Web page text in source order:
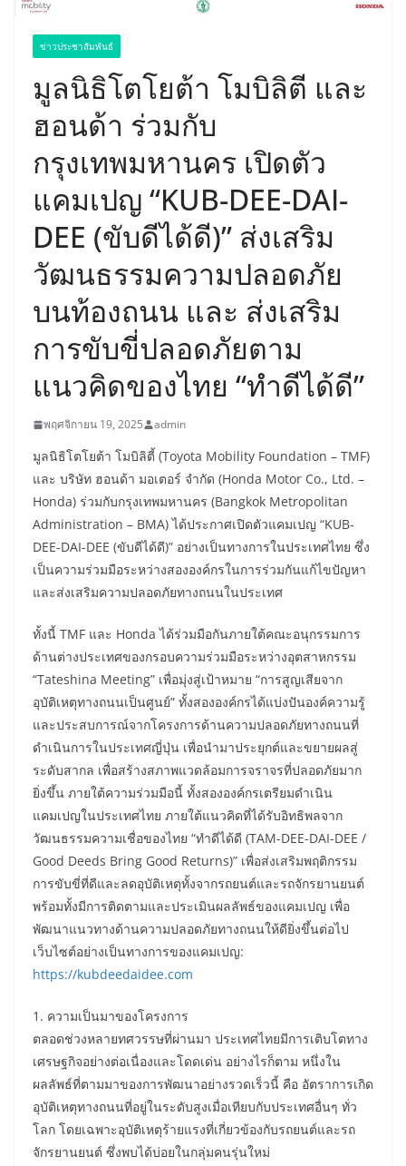
ข่าวประชาสัมพันธ์
มูลนิธิโตโยต้า โมบิลิตี และ
ฮอนด้า ร่วมกับ
กรุงเทพมหานคร เปิดตัว
แคมเปญ “KUB-DEE-DAI-
DEE (ขับดีได้ดี)” ส่งเสริม
วัฒนธรรมความปลอดภัย
บนท้องถนน และ ส่งเสริม
การขับขี่ปลอดภัยตาม
แนวคิดของไทย “ทำดีได้ดี”
พฤศจิกายน 19, 2025 admin
มูลนิธิโตโยต้า โมบิลิตี้ (Toyota Mobility Foundation – TMF)
และ บริษัท ฮอนด้า มอเตอร์ จำกัด (Honda Motor Co., Ltd. –
Honda) ร่วมกับกรุงเทพมหานคร (Bangkok Metropolitan
Administration – BMA) ได้ประกาศเปิดตัวแคมเปญ “KUB-
DEE-DAI-DEE (ขับดีได้ดี)” อย่างเป็นทางการในประเทศไทย ซึ่ง
เป็นความร่วมมือระหว่างสององค์กรในการร่วมกันแก้ไขปัญหา
และส่งเสริมความปลอดภัยทางถนนในประเทศ
ทั้งนี้ TMF และ Honda ได้ร่วมมือกันภายใต้คณะอนุกรรมการ
ด้านต่างประเทศของกรอบความร่วมมือระหว่างอุตสาหกรรม
“Tateshina Meeting” เพื่อมุ่งสู่เป้าหมาย “การสูญเสียจาก
อุบัติเหตุทางถนนเป็นศูนย์” ทั้งสององค์กรได้แบ่งปันองค์ความรู้
และประสบการณ์จากโครงการด้านความปลอดภัยทางถนนที่
ดำเนินการในประเทศญี่ปุ่น เพื่อนำมาประยุกต์และขยายผลสู่
ระดับสากล เพื่อสร้างสภาพแวดล้อมการจราจรที่ปลอดภัยมาก
ยิ่งขึ้น ภายใต้ความร่วมมือนี้ ทั้งสององค์กรเตรียมดำเนิน
แคมเปญในประเทศไทย ภายใต้แนวคิดที่ได้รับอิทธิพลจาก
วัฒนธรรมความเชื่อของไทย “ทำดีได้ดี (TAM-DEE-DAI-DEE /
Good Deeds Bring Good Returns)” เพื่อส่งเสริมพฤติกรรม
การขับขี่ที่ดีและลดอุบัติเหตุทั้งจากรถยนต์และรถจักรยานยนต์
พร้อมทั้งมีการติดตามและประเมินผลลัพธ์ของแคมเปญ เพื่อ
พัฒนาแนวทางด้านความปลอดภัยทางถนนให้ดียิ่งขึ้นต่อไป
เว็บไซต์อย่างเป็นทางการของแคมเปญ:
https://kubdeedaidee.com
1. ความเป็นมาของโครงการ
ตลอดช่วงหลายทศวรรษที่ผ่านมา ประเทศไทยมีการเติบโตทาง
เศรษฐกิจอย่างต่อเนื่องและโดดเด่น อย่างไรก็ตาม หนึ่งใน
ผลลัพธ์ที่ตามมาของการพัฒนาอย่างรวดเร็วนี้ คือ อัตราการเกิด
อุบัติเหตุทางถนนที่อยู่ในระดับสูงเมื่อเทียบกับประเทศอื่นๆ ทั่ว
โลก โดยเฉพาะอุบัติเหตุร้ายแรงที่เกี่ยวข้องกับรถยนต์และรถ
จักรยานยนต์ ซึ่งพบได้บ่อยในกลุ่มคนรุ่นใหม่